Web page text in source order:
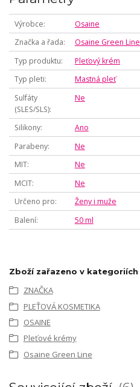
Výrobce
Osaine
Značka a řada
Osaine Green Line
Typ produktu
Pleťový krém
Typ pleti
Mastná pleť
Sulfáty
(SLES/SLS)
Ne
Silikony
Ano
Parabeny
Ne
MIT
Ne
MCIT
Ne
Určeno pro
Ženy i muže
Balení
50 ml
Zboží zařazeno v kategoriích
ZNAČKA
PLEŤOVÁ KOSMETIKA
OSAINE
Pleťové krémy
Osaine Green Line